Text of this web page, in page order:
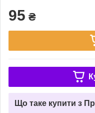
95 ₴
Що таке купити з